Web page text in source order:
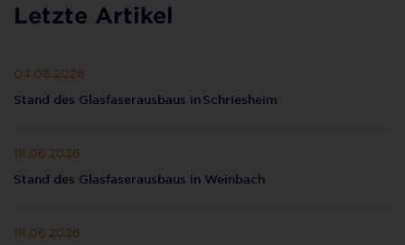
Letzte Artikel
04.08.2026
Stand des Glasfaserausbaus in Schriesheim
18.06.2026
Stand des Glasfaserausbaus in Weinbach
18.06.2026